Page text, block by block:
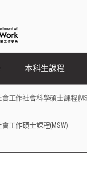
本科生課程
會工作社會科學碩士課程
會工作碩士課程(MSW)